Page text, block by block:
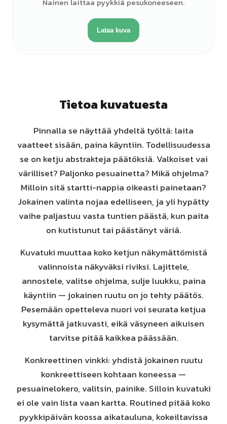
Lataa kuva
Tietoa kuvatuesta
Pinnalla se näyttää yhdeltä työltä: laita
vaatteet sisään, paina käyntiin. Todellisuudessa
se on ketju abstrakteja päätöksiä. Valkoiset vai
värilliset? Paljonko pesuainetta? Mikä ohjelma?
Milloin sitä startti-nappia oikeasti painetaan?
Jokainen valinta nojaa edelliseen, ja yli hypätty
vaihe paljastuu vasta tuntien päästä, kun paita
on kutistunut tai päästänyt väriä.
Kuvatuki muuttaa koko ketjun näkymättömistä
valinnoista näkyväksi riviksi. Lajittele,
annostele, valitse ohjelma, sulje luukku, paina
käyntiin — jokainen ruutu on jo tehty päätös.
Pesemään opetteleva nuori voi seurata ketjua
kysymättä jatkuvasti, eikä väsyneen aikuisen
tarvitse pitää kaikkea päässään.
Konkreettinen vinkki: yhdistä jokainen ruutu
konkreettiseen kohtaan koneessa —
pesuainelokero, valitsin, painike. Silloin kuvatuki
ei ole vain lista vaan kartta. Routined pitää koko
pyykkipäivän koossa aikatauluna, kokeiltavissa